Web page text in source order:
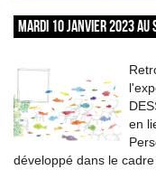
MARDI 10 JANVIER 2023 AU
en
développé dans le